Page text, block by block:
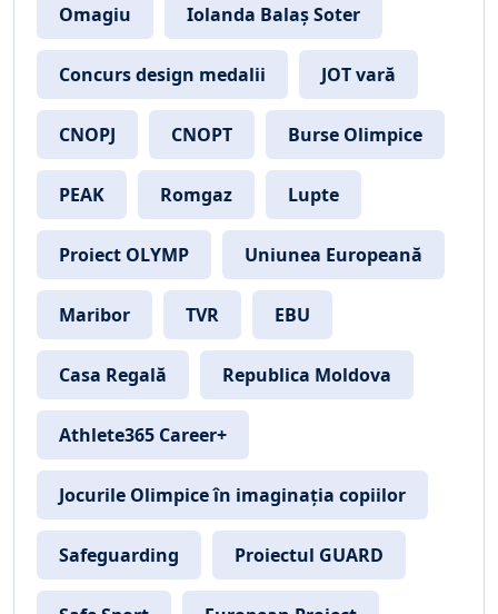
Omagiu Iolanda Balaș Soter
Concurs design medalii JOT vară
CNOPJ CNOPT Burse Olimpice
PEAK Romgaz Lupte
Proiect OLYMP Uniunea Europeană
Maribor TVR EBU
Casa Regală Republica Moldova
Athlete365 Career+
Jocurile Olimpice în imaginația copiilor
Safeguarding Proiectul GUARD